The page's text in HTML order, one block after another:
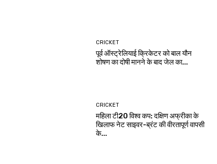
CRICKET
पूर्व ऑस्ट्रेलियाई क्रिकेटर को बाल यौन
शोषण का दोषी मानने के बाद जेल का...
CRICKET
महिला टी20 विश्व कप: दक्षिण अफ्रीका के
खिलाफ नेट साइवर-ब्रंट की वीरतापूर्ण वापसी
के...